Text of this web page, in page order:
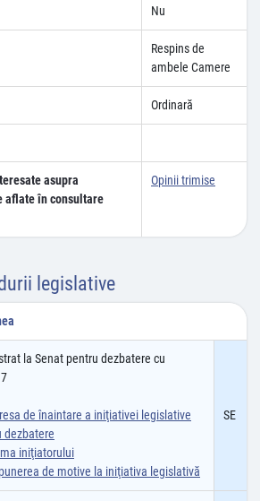
Nu
Respins de
ambele Camere
Ordinară
asupra
în consultare
Opinii trimise
legislative
la Senat pentru dezbatere cu
de înaintare a iniţiativei legislative
dezbatere
iniţiatorului
de motive la iniţiativa legislativă
SE